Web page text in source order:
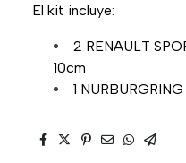
El kit incluye:
2 RENAULT
10cm
1